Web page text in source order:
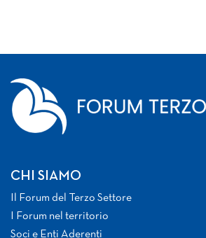
CHI SIAMO
Il Forum del Terzo Settore
I Forum nel territorio
Soci e Enti Aderenti